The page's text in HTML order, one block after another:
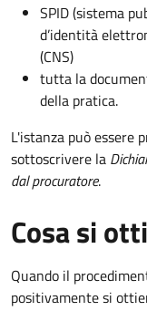
SPID (sistema
d’identità
(CNS)
tutta la
della pratica.
L'istanza può essere
sottoscrivere la
dal procuratore.
Cosa si
Quando il
positivamente si